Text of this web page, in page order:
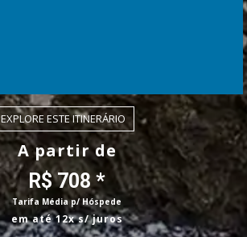
EXPLORE ESTE ITINERÁRIO
A partir de
R$ 708 *
Tarifa Média p/ Hóspede
em até 12x s/ juros